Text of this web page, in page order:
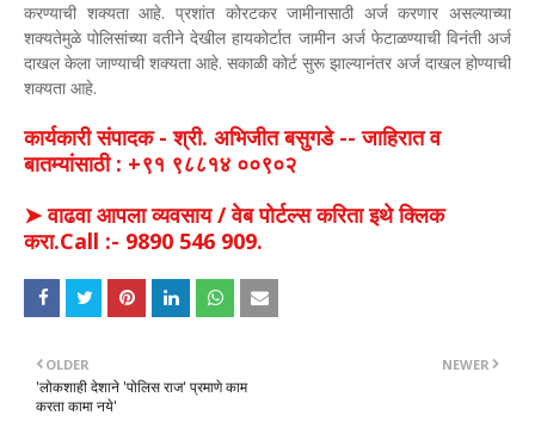
करण्याची शक्यता आहे. प्रशांत कोरटकर जामीनासाठी अर्ज करणार असल्याच्या
शक्यतेमुळे पोलिसांच्या वतीने देखील हायकोर्टात जामीन अर्ज फेटाळण्याची विनंती अर्ज
दाखल केला जाण्याची शक्यता आहे. सकाळी कोर्ट सुरू झाल्यानंतर अर्ज दाखल होण्याची
शक्यता आहे.
कार्यकारी संपादक - श्री. अभिजीत बसुगडे -- जाहिरात व
बातम्यांसाठी : +९१ ९८८१४ ००९०२
➤ वाढवा आपला व्यवसाय / वेब पोर्टल्स करिता इथे क्लिक
करा.Call :- 9890 546 909.
NEWER
OLDER
'लोकशाही देशाने 'पोलिस राज' प्रमाणे काम
करता कामा नये'